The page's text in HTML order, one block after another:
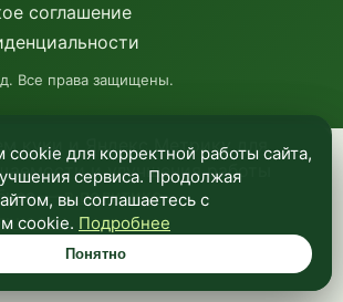
куки и Яндекс Метрику для
и улучшения работы
—в политике
.
Понятно
соглашение
Все права защищены.
для корректной работы сайта,
сервиса. Продолжая
вы соглашаетесь с
cookie. Подробнее
Понятно